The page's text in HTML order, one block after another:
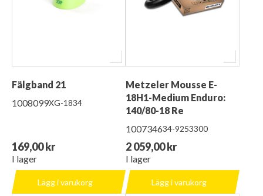
Fälgband 21
1008099XG-1834
169,00 kr
I lager
Lägg i varukorg
Metzeler Mousse E-
18H1-Medium Enduro:
140/80-18 Re
100734634-9253300
2 059,00 kr
I lager
Lägg i varukorg